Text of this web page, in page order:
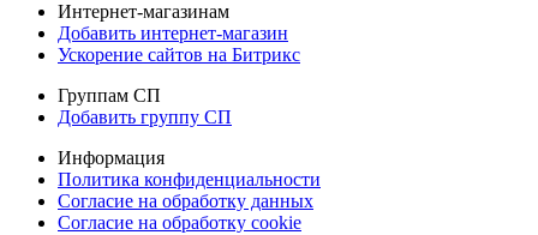
Интернет-магазинам
Добавить интернет-магазин
Ускорение сайтов на Битрикс
Группам СП
Добавить группу СП
Информация
Политика конфиденциальности
Согласие на обработку данных
Согласие на обработку cookie